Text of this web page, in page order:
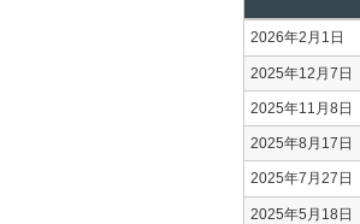
2026年2月1日
2025年12月7日
2025年11月8日
2025年8月17日
2025年7月27日
2025年5月18日